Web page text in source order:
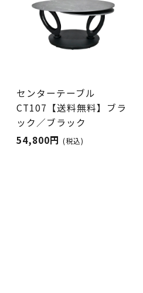
センターテーブル
CT107【送料無料】ブラ
ック／ブラック
54,800円(税込)